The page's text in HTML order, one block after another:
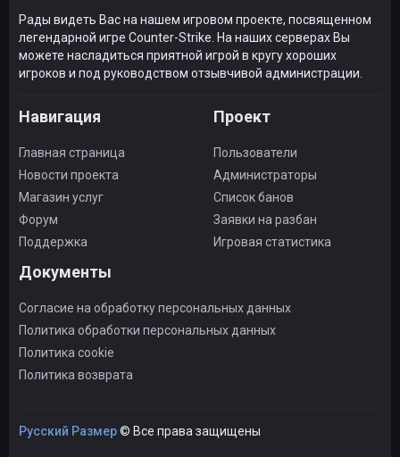
Рады видеть Вас на нашем игровом проекте, посвященном
легендарной игре Counter-Strike. На наших серверах Вы
можете насладиться приятной игрой в кругу хороших
игроков и под руководством отзывчивой администрации.
Навигация
Главная страница
Новости проекта
Магазин услуг
Форум
Поддержка
Проект
Пользователи
Администраторы
Список банов
Заявки на разбан
Игровая статистика
Документы
Согласие на обработку персональных данных
Политика обработки персональных данных
Политика cookie
Политика возврата
Русский Размер© Все права защищены